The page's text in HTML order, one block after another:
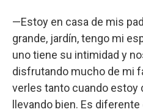
—Estoy en casa de mis
grande, jardín, tengo mi
uno tiene su intimidad y
disfrutando mucho de mi
verles tanto cuando estoy
llevando bien. Es